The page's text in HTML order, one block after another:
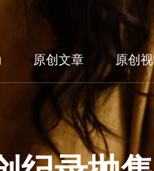
原创文章 原创